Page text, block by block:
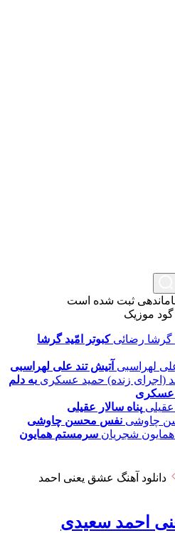
ثبت شده است
موزیک
کبوتر امّید گرشا
آتیش تند علی لهراسبی
به دلم
عسکری
پناه سالار عقیلی
نفس محسن چاوشی
سرمستم همایون
دانلود آهنگ عشق یعنی احمد
احمد سعیدی